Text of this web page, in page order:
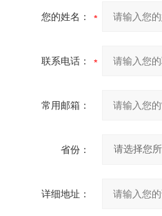
您的姓名：
联系电话：
常用邮箱：
省份：
详细地址：